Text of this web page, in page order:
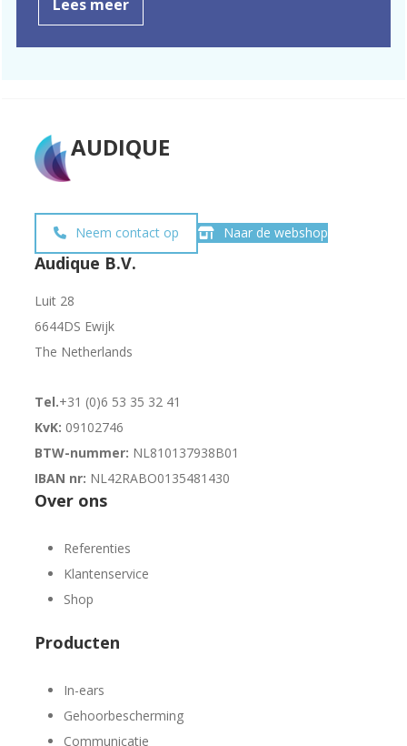
Lees meer
AUDIQUE
Neem contact op Naar de webshop
Audique B.V.
Luit 28
6644DS Ewijk
The Netherlands
Tel.+31 (0)6 53 35 32 41
KvK: 09102746
BTW-nummer: NL810137938B01
IBAN nr: NL42RABO0135481430
Over ons
Referenties
Klantenservice
Shop
Producten
In-ears
Gehoorbescherming
Communicatie